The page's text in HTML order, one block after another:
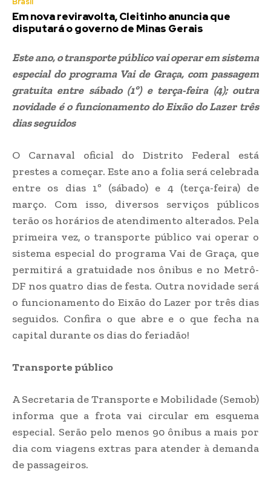
Em nova reviravolta, Cleitinho anuncia que
disputará o governo de Minas Gerais
Este ano, o transporte público vai operar em sistema
especial do programa Vai de Graça, com passagem
gratuita entre sábado (1º) e terça-feira (4); outra
novidade é o funcionamento do Eixão do Lazer três
dias seguidos
O Carnaval oficial do Distrito Federal está
prestes a começar. Este ano a folia será celebrada
entre os dias 1º (sábado) e 4 (terça-feira) de
março. Com isso, diversos serviços públicos
terão os horários de atendimento alterados. Pela
primeira vez, o transporte público vai operar o
sistema especial do programa Vai de Graça, que
permitirá a gratuidade nos ônibus e no Metrô-
DF nos quatro dias de festa. Outra novidade será
o funcionamento do Eixão do Lazer por três dias
seguidos. Confira o que abre e o que fecha na
capital durante os dias do feriadão!
Transporte público
A Secretaria de Transporte e Mobilidade (Semob)
informa que a frota vai circular em esquema
especial. Serão pelo menos 90 ônibus a mais por
dia com viagens extras para atender à demanda
de passageiros.